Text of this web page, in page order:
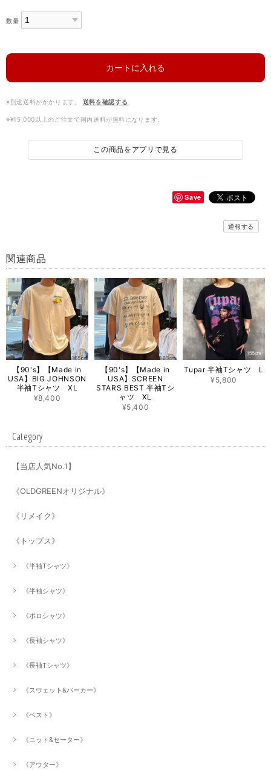
数量
カートに入れる
※別途送料がかかります。 送料を確認する
※¥15,000以上のご注文で国内送料が無料になります。
この商品をアプリで見る
Save
通報する
関連商品
【90's】【Made in
USA】BIG JOHNSON
半袖Tシャツ XL
¥8,400
【90's】【Made in
USA】SCREEN
STARS BEST 半袖Tシ
ャツ XL
¥5,400
Tupar 半袖Tシャツ L
¥5,800
Category
【当店人気No.1】
《OLDGREENオリジナル》
《リメイク》
《トップス》
《半袖Tシャツ》
《半袖シャツ》
《ポロシャツ》
《長袖シャツ》
《長袖Tシャツ》
《スウェット&パーカー》
《ベスト》
《ニット&セーター》
《アウター》